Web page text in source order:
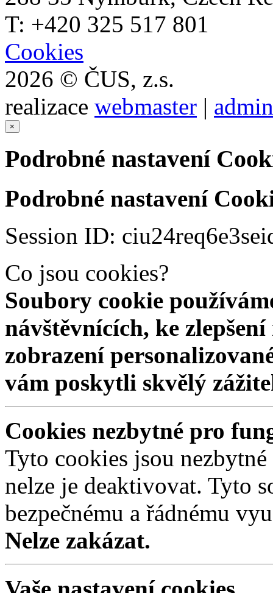
T: +420 325 517 801
Cookies
2026 © ČUS, z.s.
realizace webmaster |
×
Podrobné nastavení
Podrobné nastavení
Session ID:
Co jsou cookies?
Soubory cookie
návštěvnících, ke
zobrazení
vám poskytli skvělý
Cookies nezbytné pro
Tyto cookies jsou
nelze je deaktivovat. Tyto
bezpečnému a řádnému
Nelze zakázat.